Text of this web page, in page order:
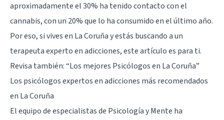
aproximadamente el 30% ha tenido contacto con el
cannabis, con un 20% que lo ha consumido en el último año.
Por eso, si vives en La Coruña y estás buscando a un
terapeuta experto en adicciones, este artículo es para ti.
Revisa también:“Los mejores Psicólogos en La Coruña”
Los psicólogos expertos en adicciones más recomendados
en La Coruña
El equipo de especialistas de Psicología y Mente ha